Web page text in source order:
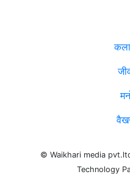
© Waikhari media
Technology